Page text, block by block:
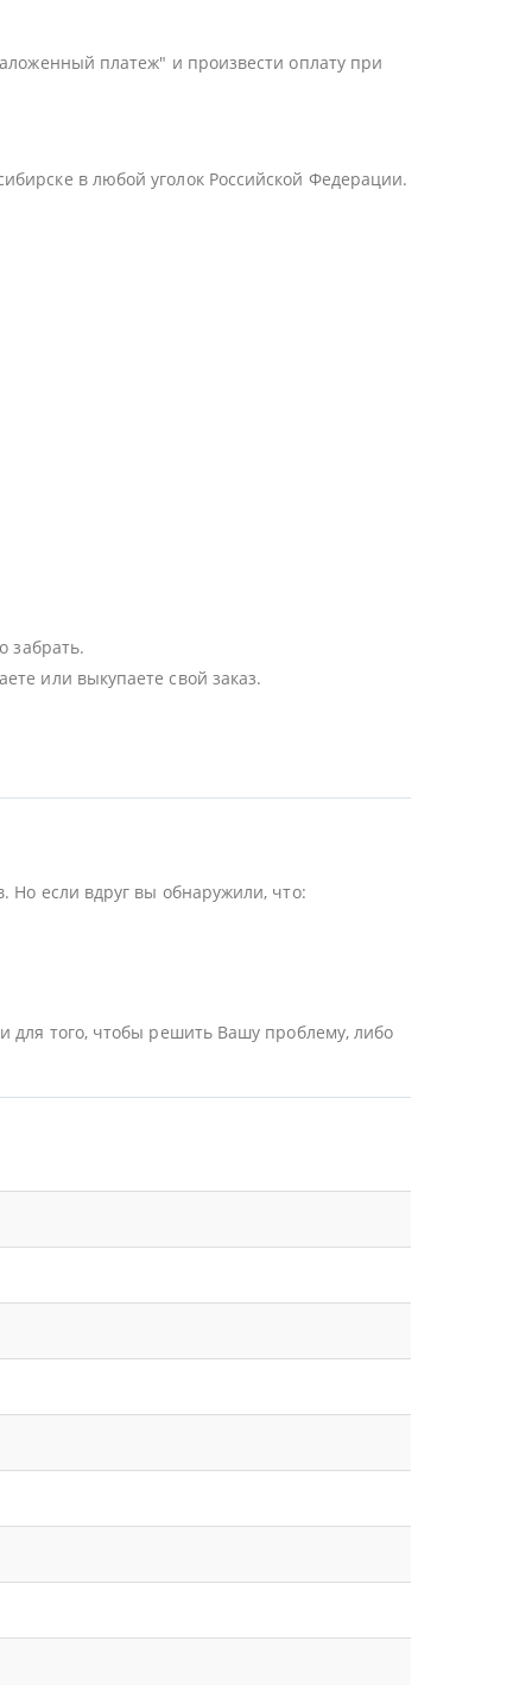
платеж" и произвести оплату при
в любой уголок Российской Федерации.
забрать.
или выкупаете свой заказ.
Но если вдруг вы обнаружили, что:
для того, чтобы решить Вашу проблему, либо